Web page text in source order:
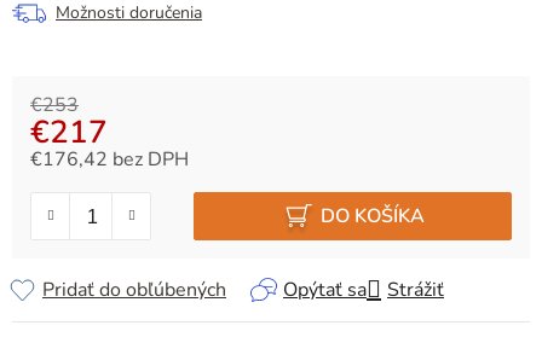
Možnosti doručenia
€253
€217
€176,42 bez DPH
DO KOŠÍKA
Opýtať sa Strážiť
Pridať do obľúbených